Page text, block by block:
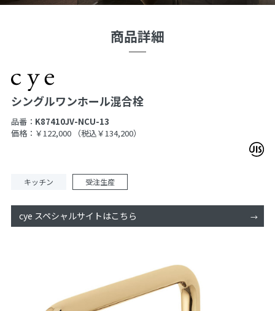
商品詳細
シングルワンホール混合栓
品番： K87410JV-NCU-13
価格：￥122,000
（税込￥134,200）
キッチン 受注生産
cye スペシャルサイトはこちら